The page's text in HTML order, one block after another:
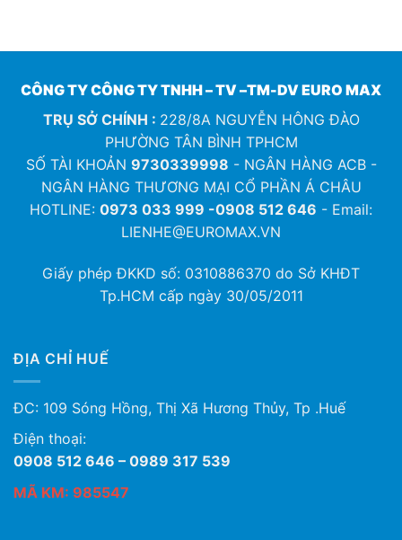
CÔNG TY CÔNG TY TNHH – TV –TM-DV EURO MAX
TRỤ SỞ CHÍNH : 228/8A NGUYỄN HÔNG ĐÀO
PHƯỜNG TÂN BÌNH TPHCM
SỐ TÀI KHOẢN 9730339998 - NGÂN HÀNG ACB -
NGÂN HÀNG THƯƠNG MẠI CỔ PHẦN Á CHÂU
HOTLINE: 0973 033 999 -0908 512 646 - Email:
LIENHE@EUROMAX.VN
Giấy phép ĐKKD số: 0310886370 do Sở KHĐT
Tp.HCM cấp ngày 30/05/2011
ĐỊA CHỈ HUẾ
ĐC: 109 Sóng Hồng, Thị Xã Hương Thủy, Tp .Huế
Điện thoại:
0908 512 646 – 0989 317 539
MÃ KM: 985547